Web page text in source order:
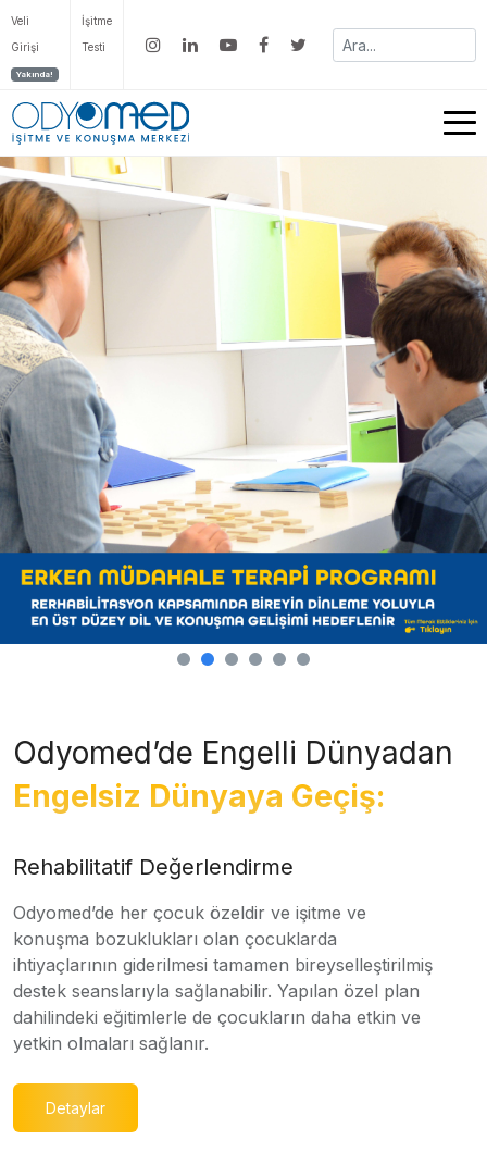
Veli
Girişi
Yakında!
İşitme
Testi
Odyomed’de Engelli Dünyadan
Engelsiz Dünyaya Geçiş:
Rehabilitatif Değerlendirme
Odyomed’de her çocuk özeldir ve işitme ve
konuşma bozuklukları olan çocuklarda
ihtiyaçlarının giderilmesi tamamen bireyselleştirilmiş
destek seanslarıyla sağlanabilir. Yapılan özel plan
dahilindeki eğitimlerle de çocukların daha etkin ve
yetkin olmaları sağlanır.
Detaylar